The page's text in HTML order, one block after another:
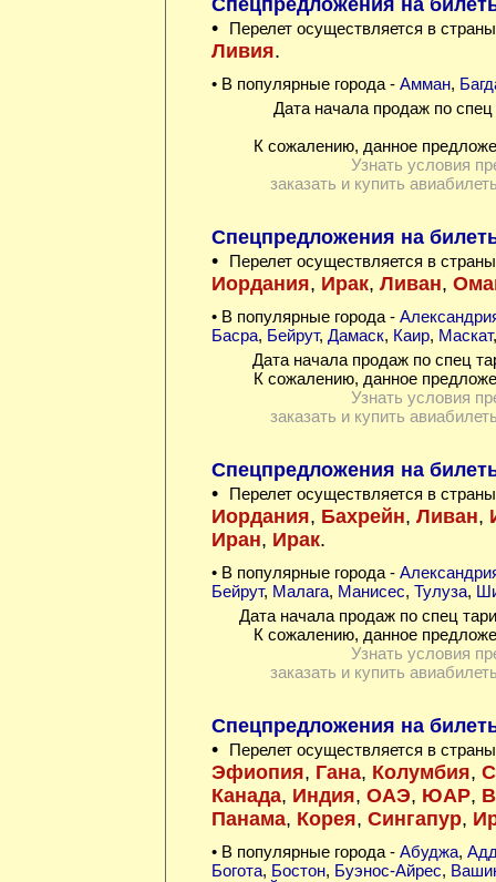
Спецпредложения на
•
Перелет осуществляется в
Ливия.
• В популярные города - Амман,
Дата начала продаж по
К сожалению, данное
Узнать условия
заказать и купить
Спецпредложения на
•
Перелет осуществляется в
Иордания, Ирак, Ливан,
• В популярные города -
Басра, Бейрут, Дамаск, Каир, Маскат
Дата начала продаж по спец
К сожалению, данное
Узнать условия
заказать и купить
Спецпредложения на
•
Перелет осуществляется в
Иордания, Бахрейн, Ливан,
Иран, Ирак.
• В популярные города -
Бейрут, Малага, Манисес, Тулуза,
Дата начала продаж по спец
К сожалению, данное
Узнать условия
заказать и купить
Спецпредложения на
•
Перелет осуществляется в
Эфиопия, Гана, Колумбия,
Канада, Индия, ОАЭ, ЮАР,
Панама, Корея, Сингапур,
• В популярные города - Абуджа,
Богота, Бостон, Буэнос-Айрес,